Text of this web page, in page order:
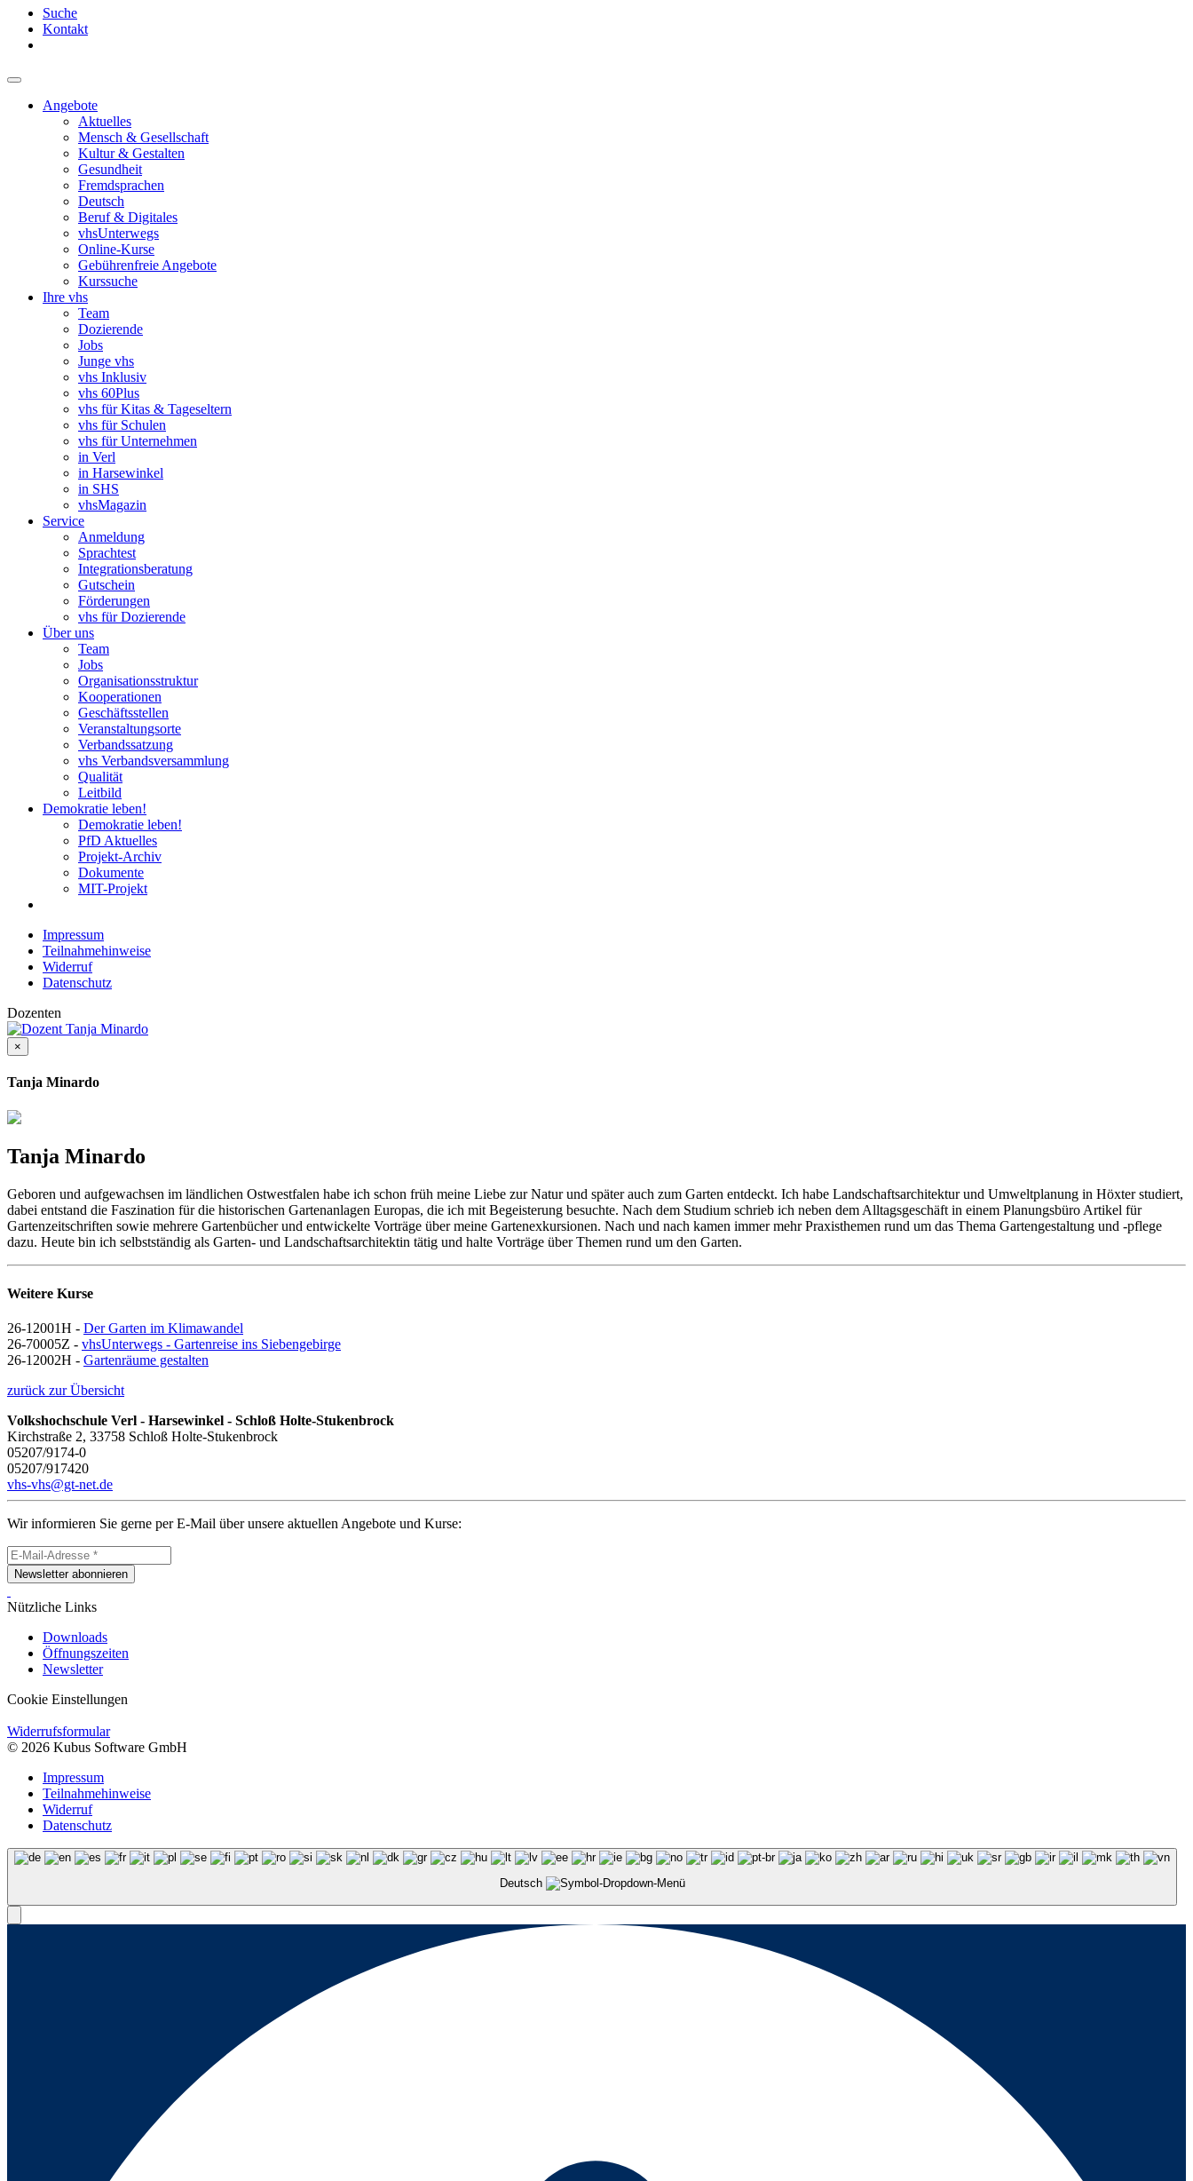
Suche
Kontakt
Angebote
Aktuelles
Mensch & Gesellschaft
Kultur & Gestalten
Gesundheit
Fremdsprachen
Deutsch
Beruf & Digitales
vhsUnterwegs
Online-Kurse
Gebührenfreie Angebote
Kurssuche
Ihre vhs
Team
Dozierende
Jobs
Junge vhs
vhs Inklusiv
vhs 60Plus
vhs für Kitas & Tageseltern
vhs für Schulen
vhs für Unternehmen
in Verl
in Harsewinkel
in SHS
vhsMagazin
Service
Anmeldung
Sprachtest
Integrationsberatung
Gutschein
Förderungen
vhs für Dozierende
Über uns
Team
Jobs
Organisationsstruktur
Kooperationen
Geschäftsstellen
Veranstaltungsorte
Verbandssatzung
vhs Verbandsversammlung
Qualität
Leitbild
Demokratie leben!
Demokratie leben!
PfD Aktuelles
Projekt-Archiv
Dokumente
MIT-Projekt
Impressum
Teilnahmehinweise
Widerruf
Datenschutz
Dozenten
×
Tanja Minardo
Tanja Minardo
Geboren und aufgewachsen im ländlichen Ostwestfalen habe ich schon früh meine Liebe zur Natur und später auch zum Garten entdeckt. Ich habe Landschaftsarchitektur und Umweltplanung in Höxter studiert,
dabei entstand die Faszination für die historischen Gartenanlagen Europas, die ich mit Begeisterung besuchte. Nach dem Studium schrieb ich neben dem Alltagsgeschäft in einem Planungsbüro Artikel für
Gartenzeitschriften sowie mehrere Gartenbücher und entwickelte Vorträge über meine Gartenexkursionen. Nach und nach kamen immer mehr Praxisthemen rund um das Thema Gartengestaltung und -pflege
dazu. Heute bin ich selbstständig als Garten- und Landschaftsarchitektin tätig und halte Vorträge über Themen rund um den Garten.
Weitere Kurse
26-12001H - Der Garten im Klimawandel
26-70005Z - vhsUnterwegs - Gartenreise ins Siebengebirge
26-12002H - Gartenräume gestalten
zurück zur Übersicht
Volkshochschule Verl - Harsewinkel - Schloß Holte-Stukenbrock
Kirchstraße 2, 33758 Schloß Holte-Stukenbrock
05207/9174-0
05207/917420
vhs-vhs@gt-net.de
Wir informieren Sie gerne per E-Mail über unsere aktuellen Angebote und Kurse:
Newsletter abonnieren
Nützliche Links
Downloads
Öffnungszeiten
Newsletter
Cookie Einstellungen
Widerrufsformular
© 2026 Kubus Software GmbH
Impressum
Teilnahmehinweise
Widerruf
Datenschutz
Deutsch